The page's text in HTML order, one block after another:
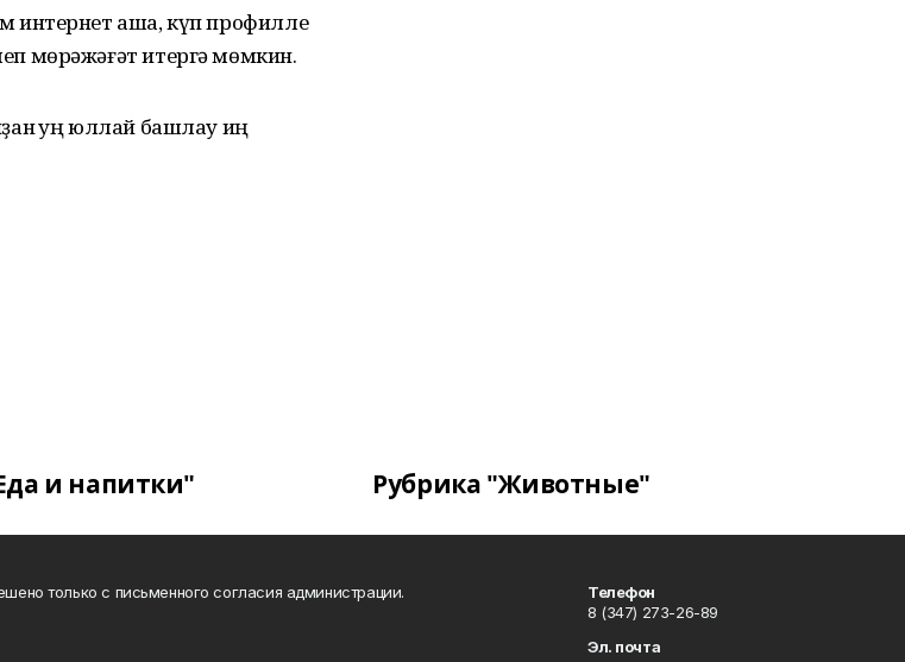
интернет аша, күп профилле
мөрәжәғәт итергә мөмкин.
һуң юллай башлау иң
и напитки" Рубрика "Животные"
только с письменного согласия администрации.
Телефон
8 (347) 273-26-89
Эл. почта